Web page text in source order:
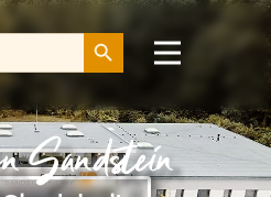
Search Button
Sandstein